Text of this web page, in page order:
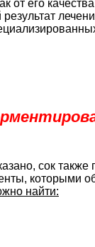
от его
сок также
которыми
найти: